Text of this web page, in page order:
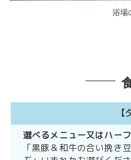
浴場
【
選べるメニュー
ハー
「黒豚＆和牛の合い挽き